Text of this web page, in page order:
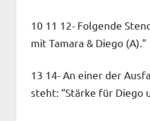
10 11 12- Folgende
mit Tamara & Diego (A).”
13 14- An einer der
steht: “Stärke für Diego